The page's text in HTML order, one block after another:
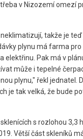
třeba v Nizozemí omezí
takže je
plynu má farma
elektřinu. Pak má v
může i tepelné
plynu," řekl jednatel.
je tak velká, že bude
s rozlohou 3,3
Větší část skleníků